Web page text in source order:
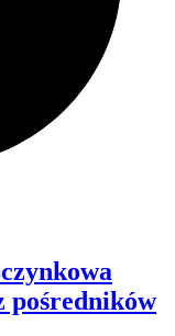
pośredników